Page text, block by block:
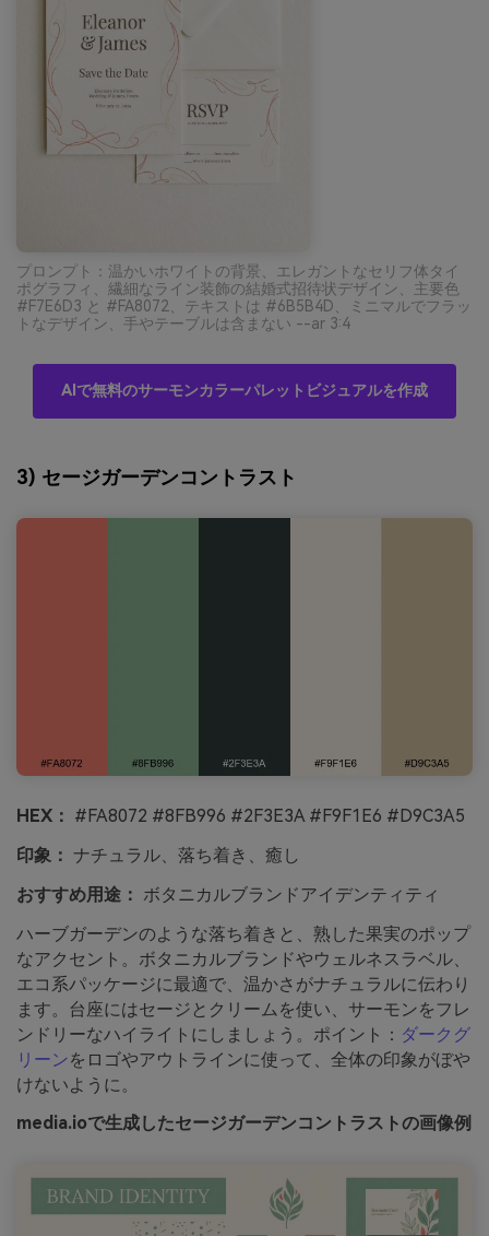
プロンプト：温かいホワイトの背景、エレガントなセリフ体タイ
ポグラフィ、繊細なライン装飾の結婚式招待状デザイン、主要色
#F7E6D3 と #FA8072、テキストは #6B5B4D、ミニマルでフラッ
トなデザイン、手やテーブルは含まない --ar 3:4
AIで無料のサーモンカラーパレットビジュアルを作成
3) セージガーデンコントラスト
HEX： #FA8072 #8FB996 #2F3E3A #F9F1E6 #D9C3A5
印象： ナチュラル、落ち着き、癒し
おすすめ用途： ボタニカルブランドアイデンティティ
ハーブガーデンのような落ち着きと、熟した果実のポップ
なアクセント。ボタニカルブランドやウェルネスラベル、
エコ系パッケージに最適で、温かさがナチュラルに伝わり
ます。台座にはセージとクリームを使い、サーモンをフレ
ンドリーなハイライトにしましょう。ポイント： ダークグ
リーンをロゴやアウトラインに使って、全体の印象がぼや
けないように。
media.ioで生成したセージガーデンコントラストの画像例